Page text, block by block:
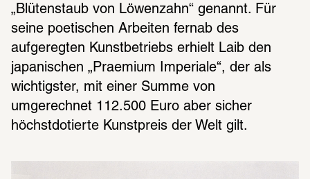
„Blütenstaub von Löwenzahn“ genannt. Für
seine poetischen Arbeiten fernab des
aufgeregten Kunstbetriebs erhielt Laib den
japanischen „Praemium Imperiale“, der als
wichtigster, mit einer Summe von
umgerechnet 112.500 Euro aber sicher
höchstdotierte Kunstpreis der Welt gilt.